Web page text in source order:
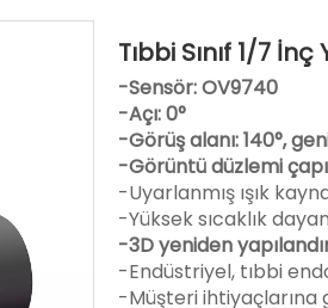
Tıbbi Sınıf 1/7
-Sensör: OV9740
-Açı: 0°
-Görüş alanı: 140°,
-Görüntü düzlemi
-Uyarlanmış ışık
-Yüksek sıcaklık
-3D yeniden
-Endüstriyel, tıbbi
-Müşteri